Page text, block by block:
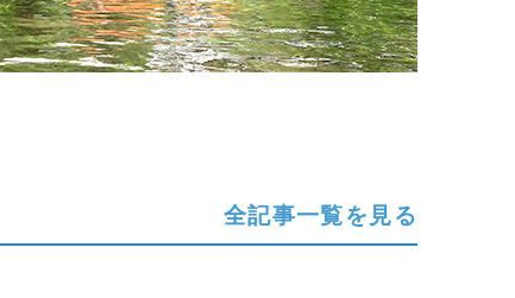
全記事一覧を見る